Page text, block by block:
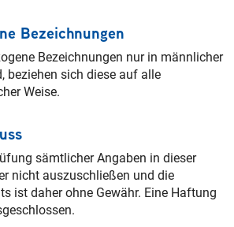
Bezeichnungen
Bezeichnungen nur in männlicher
beziehen sich diese auf alle
Weise.
sämtlicher Angaben in dieser
nicht auszuschließen und die
ist daher ohne Gewähr. Eine Haftung